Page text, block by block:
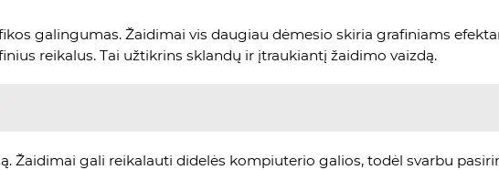
galingumas. Žaidimai vis daugiau dėmesio skiria grafiniams
reikalus. Tai užtikrins sklandų ir įtraukiantį žaidimo vaizdą.
Žaidimai gali reikalauti didelės kompiuterio galios, todėl svarbu